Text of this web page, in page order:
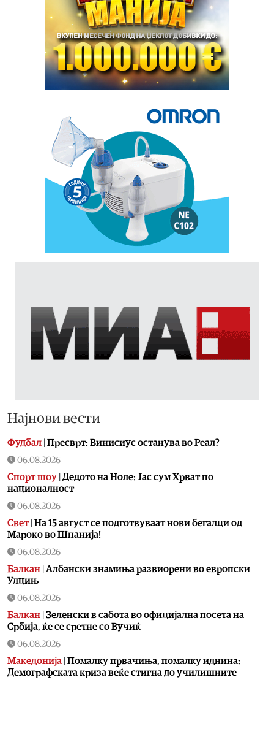
Најнови вести
Фудбал Пресврт: Винисиус останува во Реал?
06.08.2026
Спорт шоу Дедото на Ноле: Јас сум Хрват по
националност
06.08.2026
Свет| На 15 август се подготвуваат нови бегалци од
Мароко во Шпанија!
06.08.2026
Балкан Албански знамиња развиорени во европски
Улцињ
06.08.2026
Балкан Зеленски в сабота во официјална посета на
Србија, ќе се сретне со Вучиќ
06.08.2026
Македонија Помалку првачиња, помалку иднина:
Демографската криза веќе стигна до училишните
клупи